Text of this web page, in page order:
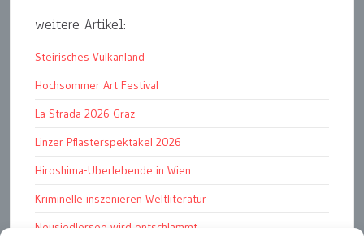
weitere Artikel:
Steirisches Vulkanland
Hochsommer Art Festival
La Strada 2026 Graz
Linzer Pflasterspektakel 2026
Hiroshima-Überlebende in Wien
Kriminelle inszenieren Weltliteratur
Neusiedlersee wird entschlammt